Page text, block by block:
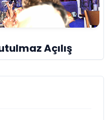
Açılış